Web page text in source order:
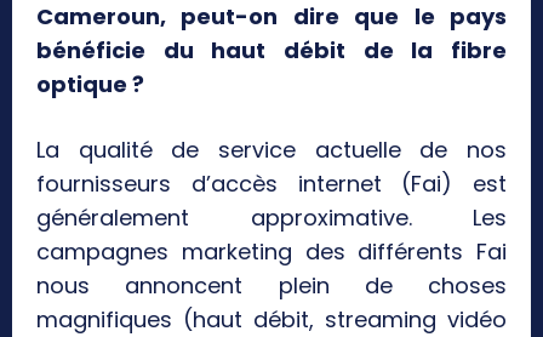
Cameroun, peut-on dire que le pays
bénéficie du haut débit de la fibre
optique ?
La qualité de service actuelle de nos
fournisseurs d’accès internet (Fai) est
généralement approximative. Les
campagnes marketing des différents Fai
nous annoncent plein de choses
magnifiques (haut débit, streaming vidéo